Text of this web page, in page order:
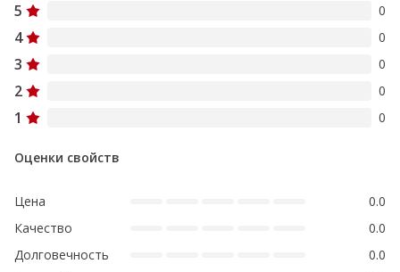
5 0
4 0
3 0
2 0
1 0
Оценки свойств
Цена
0.0
Качество
0.0
Долговечность
0.0